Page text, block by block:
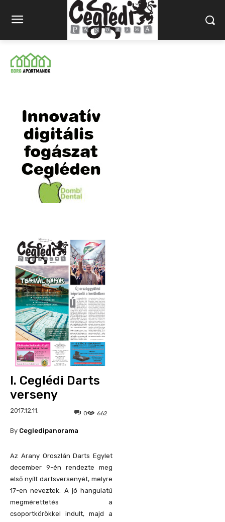
I. Ceglédi Darts
verseny
2017.12.11. 662
0
By Cegledipanorama
Az Arany Oroszlán Darts Egylet
december 9-én rendezte meg
első nyílt dartsversenyét, melyre
17-en neveztek. A jó hangulatú
megmérettetés a
csoportkörökkel indult, majd a